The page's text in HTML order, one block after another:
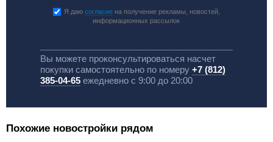
Я даю согласиена получение рекламы, новостей,
информационных рассылок
Вы можете проконсультироваться насчет
покупки самостоятельно по номеру +7 (812)
385-04-65ежедневно с 9:00 до 20:00
Похожие новостройки рядом